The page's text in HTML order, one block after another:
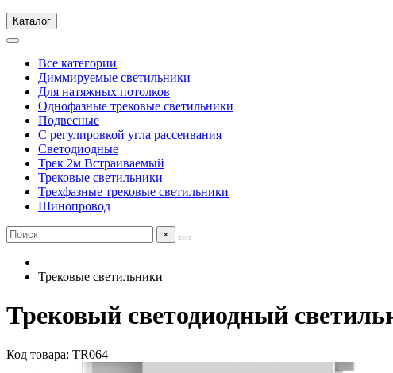
Каталог
Все категории
Диммируемые светильники
Для натяжных потолков
Однофазные трековые светильники
Подвесные
С регулировкой угла рассеивания
Светодиодные
Трек 2м Встраиваемый
Трековые светильники
Трехфазные трековые светильники
Шинопровод
×
Трековые светильники
Трековый светодиодный
Код товара: TR064